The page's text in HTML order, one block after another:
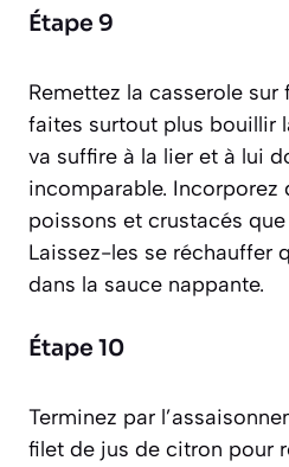
Étape 9
Remettez la casserole sur
faites surtout plus bouillir
va suffire à la lier et à lui
incomparable. Incorporez
poissons et crustacés
Laissez-les se réchauffer
dans la sauce nappante.
Étape 10
Terminez par
filet de jus de citron pour